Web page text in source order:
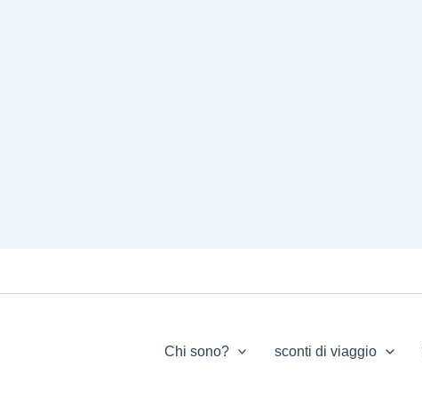
Chi sono? sconti di viaggio